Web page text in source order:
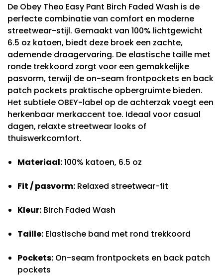
De Obey Theo Easy Pant Birch Faded Wash is de
perfecte combinatie van comfort en moderne
streetwear-stijl. Gemaakt van 100% lichtgewicht
6.5 oz katoen, biedt deze broek een zachte,
ademende draagervaring. De elastische taille met
ronde trekkoord zorgt voor een gemakkelijke
pasvorm, terwijl de on-seam frontpockets en back
patch pockets praktische opbergruimte bieden.
Het subtiele OBEY-label op de achterzak voegt een
herkenbaar merkaccent toe. Ideaal voor casual
dagen, relaxte streetwear looks of
thuiswerkcomfort.
Materiaal:100% katoen, 6.5 oz
Fit / pasvorm: Relaxed streetwear-fit
Kleur: Birch Faded Wash
Taille: Elastische band met rond trekkoord
Pockets: On-seam frontpockets en back patch
pockets